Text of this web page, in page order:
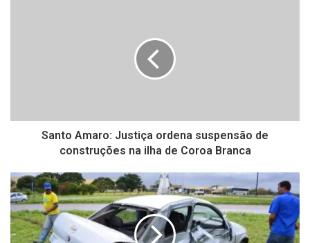
Santo Amaro: Justiça ordena suspensão de
construções na ilha de Coroa Branca